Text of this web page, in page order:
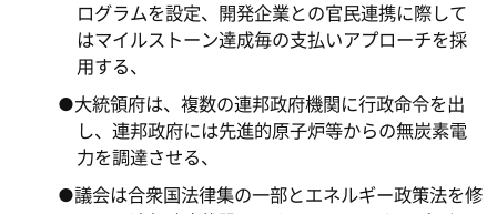
ログラムを設定、開発企業との官民連携に際して
はマイルストーン達成毎の支払いアプローチを採
用する、
●大統領府は、複数の連邦政府機関に行政命令を出
し、連邦政府には先進的原子炉等からの無炭素電
力を調達させる、
●議会は合衆国法律集の一部とエネルギー政策法を修